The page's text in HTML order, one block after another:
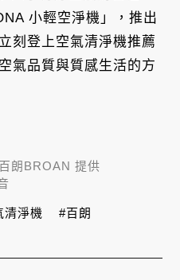
小輕空淨機」，推出
刻登上空氣清淨機推薦
氣品質與質感生活的方
百朗BROAN 提供
清淨機 #百朗